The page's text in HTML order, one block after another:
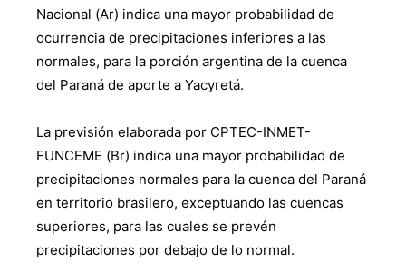
Nacional (Ar) indica una mayor probabilidad de
ocurrencia de precipitaciones inferiores a las
normales, para la porción argentina de la cuenca
del Paraná de aporte a Yacyretá.
La previsión elaborada por CPTEC-INMET-
FUNCEME (Br) indica una mayor probabilidad de
precipitaciones normales para la cuenca del Paraná
en territorio brasilero, exceptuando las cuencas
superiores, para las cuales se prevén
precipitaciones por debajo de lo normal.